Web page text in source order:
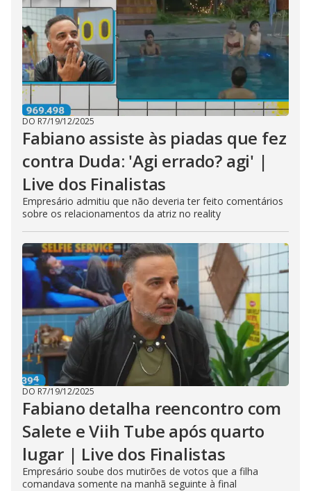
DO R7/19/12/2025
Fabiano assiste às piadas que fez
contra Duda: 'Agi errado? agi' |
Live dos Finalistas
Empresário admitiu que não deveria ter feito comentários
sobre os relacionamentos da atriz no reality
DO R7/19/12/2025
Fabiano detalha reencontro com
Salete e Viih Tube após quarto
lugar | Live dos Finalistas
Empresário soube dos mutirões de votos que a filha
comandava somente na manhã seguinte à final